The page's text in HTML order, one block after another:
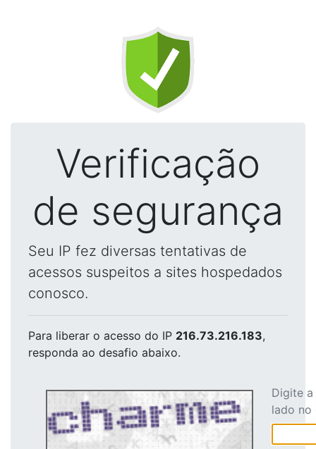
Verificação
de segurança
Seu IP fez diversas tentativas de
acessos suspeitos a sites hospedados
conosco.
Para liberar o acesso do IP 216.73.216.183,
responda ao desafio abaixo.
Digite
lado no